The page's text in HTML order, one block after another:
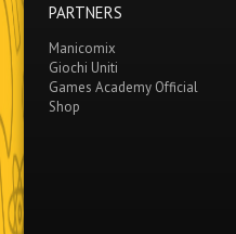
PARTNERS
Manicomix
Giochi Uniti
Games Academy Official
Shop